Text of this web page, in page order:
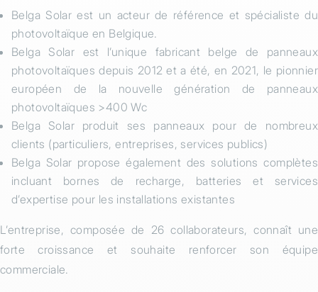
Belga Solar est un acteur de référence et spécialiste du
photovoltaïque en Belgique.
Belga Solar est l’unique fabricant belge de panneaux
photovoltaïques depuis 2012 et a été, en 2021, le pionnier
européen de la nouvelle génération de panneaux
photovoltaïques >400 Wc
Belga Solar produit ses panneaux pour de nombreux
clients (particuliers, entreprises, services publics)
Belga Solar propose également des solutions complètes
incluant bornes de recharge, batteries et services
d’expertise pour les installations existantes
L’entreprise, composée de 26 collaborateurs, connaît une
forte croissance et souhaite renforcer son équipe
commerciale.